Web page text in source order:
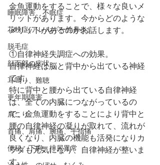
睡眠障害、不眠症
花粉症(アレルギー性鼻炎）
脱毛症
顔面部の症状
耳鳴り、難聴
更年期障害
肩こり
首痛、肩痛、腕痛、手指痛
便秘、下痢、排尿異常
金魚運動をすることで、様々な良いメ
リットがあります。今からどのような
メリットがあるのかお話します。
①自律神経失調症への効果。
自律神経は脳と背中から出ている神経
です。
特に背中と腰から出ている自律神経
は、全ての内臓につながっているの
で、金魚運動をすることにより背中と
腰の自律神経の凝りが取れて、流れが
良くなり、内臓の機能も活発になりカ
ラダも元気になり、自律神経が整いま
す。